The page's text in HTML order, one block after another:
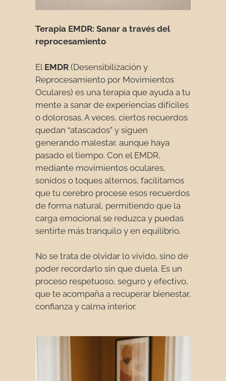
Terapia EMDR: Sanar a través del
reprocesamiento
El EMDR (Desensibilización y
Reprocesamiento por Movimientos
Oculares) es una terapia que ayuda a tu
mente a sanar de experiencias difíciles
o dolorosas. A veces, ciertos recuerdos
quedan “atascados” y siguen
generando malestar, aunque haya
pasado el tiempo. Con el EMDR,
mediante movimientos oculares,
sonidos o toques alternos, facilitamos
que tu cerebro procese esos recuerdos
de forma natural, permitiendo que la
carga emocional se reduzca y puedas
sentirte más tranquilo y en equilibrio.
No se trata de olvidar lo vivido, sino de
poder recordarlo sin que duela. Es un
proceso respetuoso, seguro y efectivo,
que te acompaña a recuperar bienestar,
confianza y calma interior.